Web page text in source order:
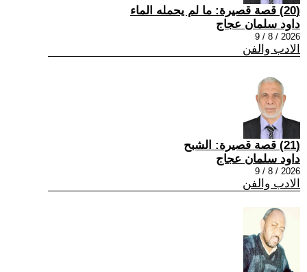
(20) قصة قصيرة: ما لم يحمله الماء
داود سلمان عجاج
2026 / 8 / 9
الادب والفن
(21) قصة قصيرة: الشبح
داود سلمان عجاج
2026 / 8 / 9
الادب والفن